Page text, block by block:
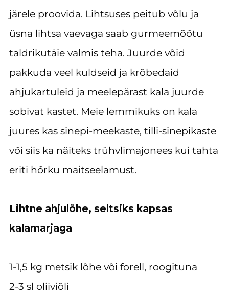
järele proovida. Lihtsuses peitub võlu ja
üsna lihtsa vaevaga saab gurmeemõõtu
taldrikutäie valmis teha. Juurde võid
pakkuda veel kuldseid ja krõbedaid
ahjukartuleid ja meelepärast kala juurde
sobivat kastet. Meie lemmikuks on kala
juures kas sinepi-meekaste, tilli-sinepikaste
või siis ka näiteks trühvlimajonees kui tahta
eriti hõrku maitseelamust.
Lihtne ahjulõhe, seltsiks kapsas
kalamarjaga
1-1,5 kg metsik lõhe või forell, roogituna
2-3 sl oliiviõli